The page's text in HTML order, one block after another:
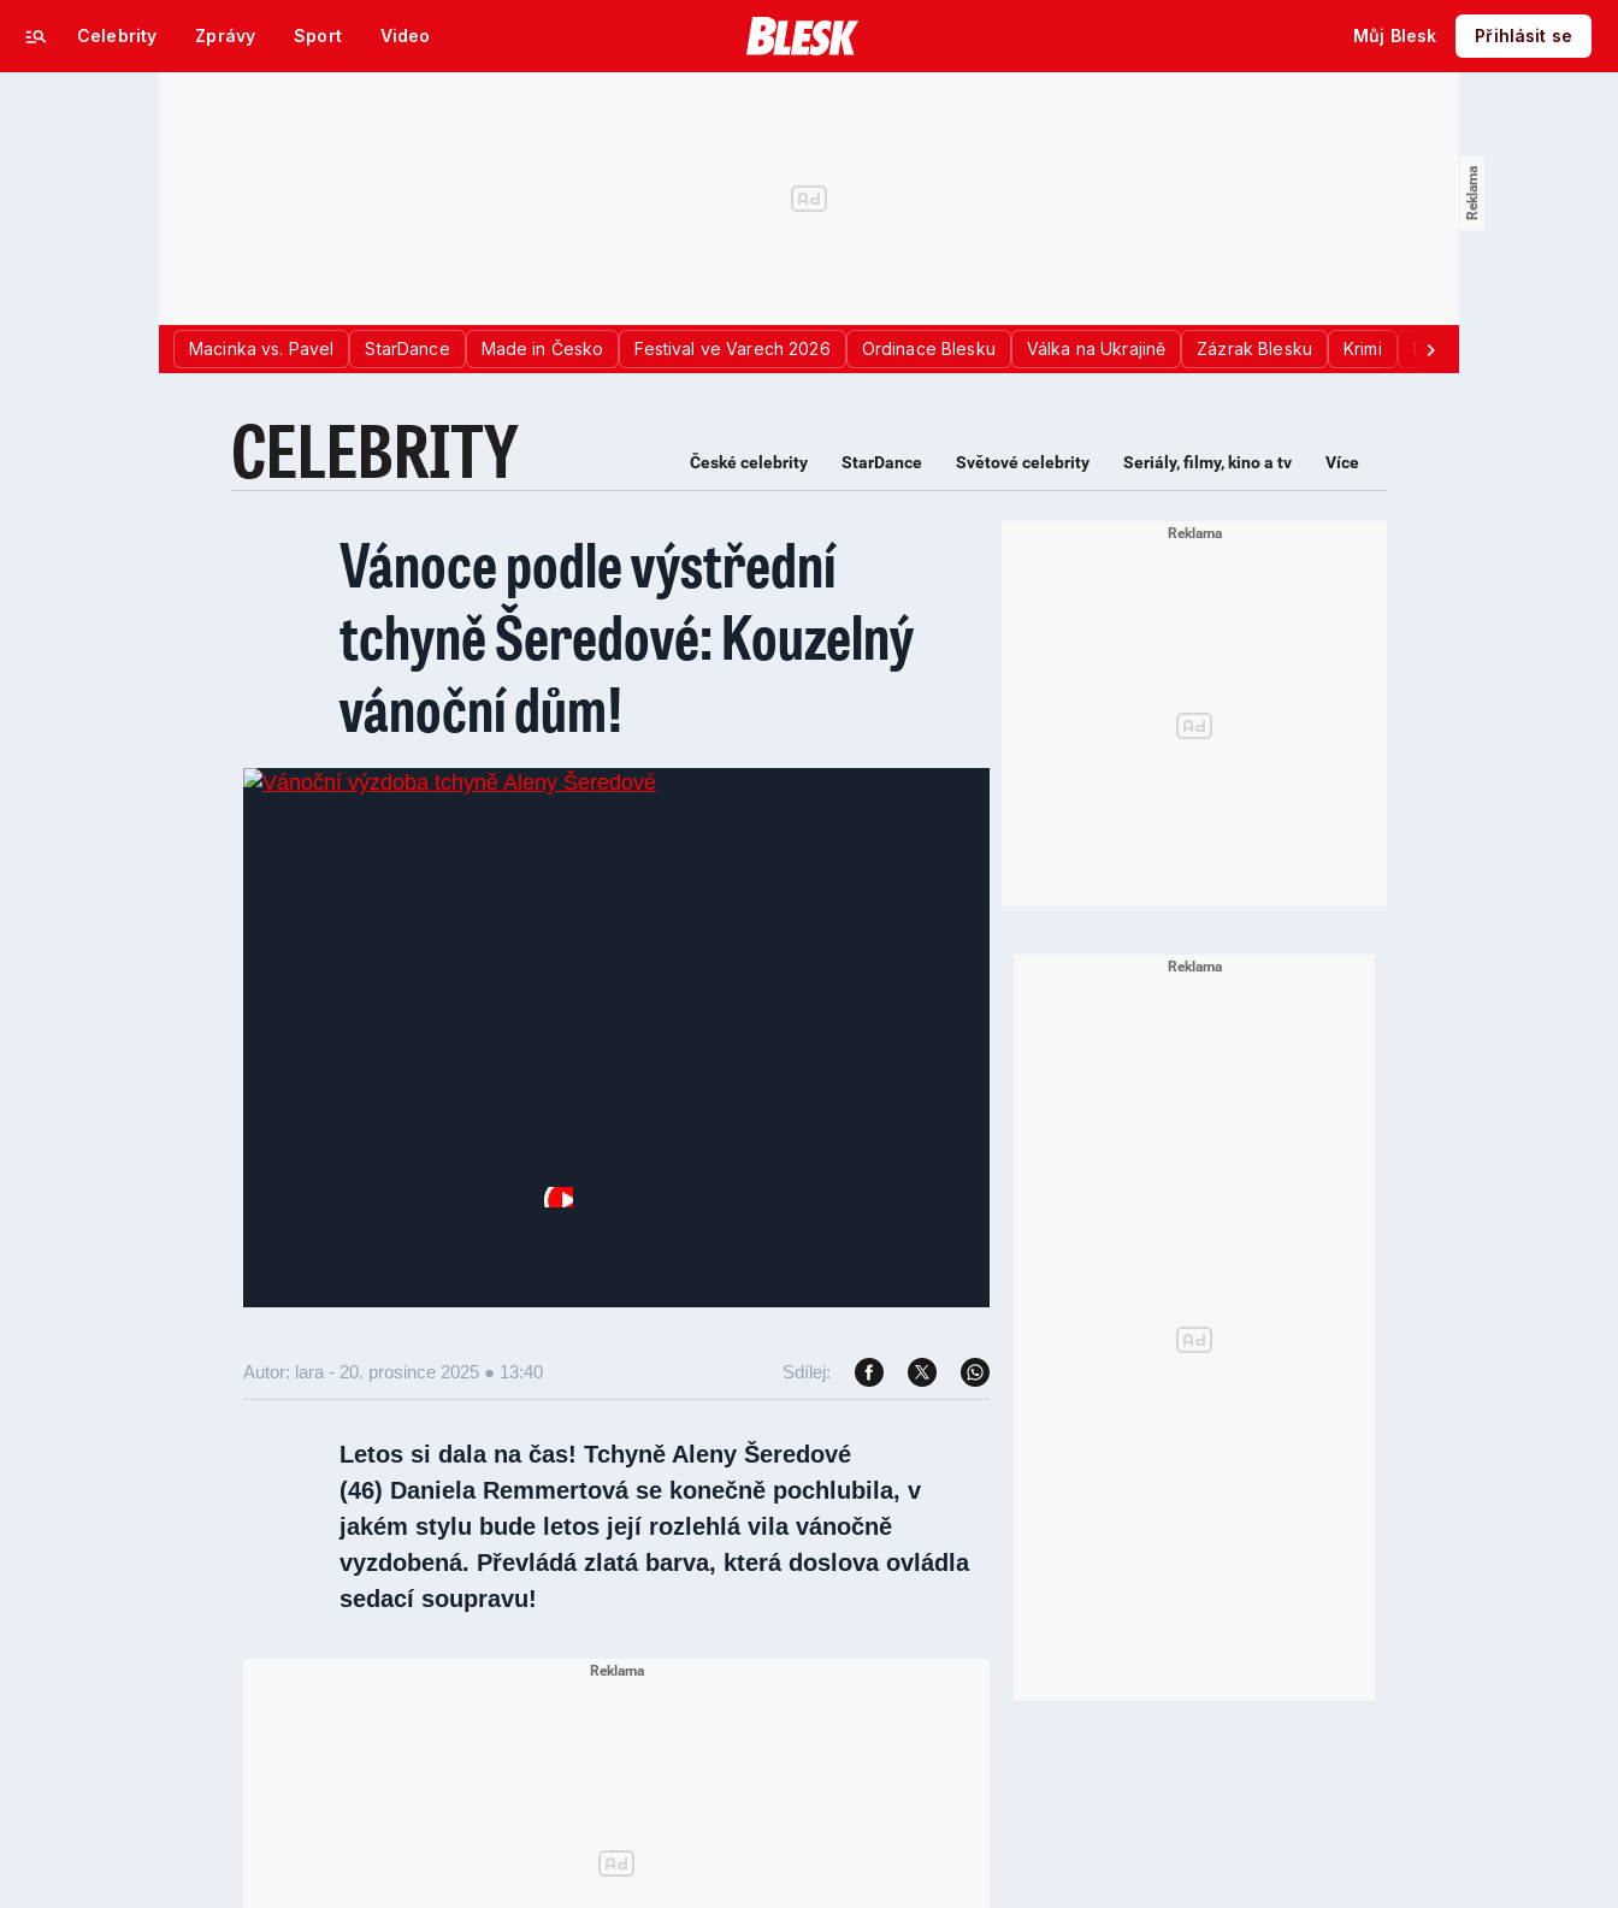
Celebrity Zprávy Sport Video Můj Blesk Přihlásit se
Macinka vs. Pavel StarDance Made in Česko Festival ve Varech 2026 Ordinace Blesku Válka na Ukrajině Zázrak Blesku Krimi Donald Trump
CELEBRITY České celebrity StarDance Světové celebrity Seriály, filmy, kino a tv Více
Vánoce podle výstřední
tchyně Šeredové: Kouzelný
vánoční dům!
Autor: lara - 20. prosince 2025 ● 13:40 Sdílej:
Letos si dala na čas! Tchyně Aleny Šeredové
(46) Daniela Remmertová se konečně pochlubila, v
jakém stylu bude letos její rozlehlá vila vánočně
vyzdobená. Převládá zlatá barva, která doslova ovládla
sedací soupravu!